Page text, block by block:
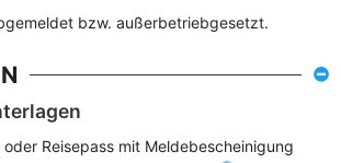
bzw. außerbetriebgesetzt.
oder Reisepass mit Meldebescheinigung